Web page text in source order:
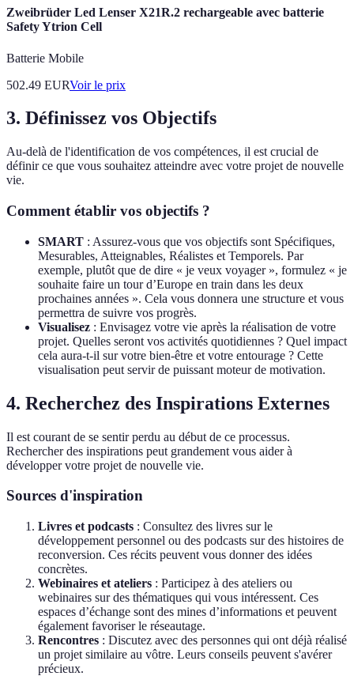
Zweibrüder Led Lenser X21R.2 rechargeable avec batterie
Safety Ytrion Cell
Batterie Mobile
502.49 EURVoir le prix
3. Définissez vos Objectifs
Au-delà de l'identification de vos compétences, il est crucial de
définir ce que vous souhaitez atteindre avec votre projet de nouvelle
vie.
Comment établir vos objectifs ?
SMART : Assurez-vous que vos objectifs sont Spécifiques,
Mesurables, Atteignables, Réalistes et Temporels. Par
exemple, plutôt que de dire « je veux voyager », formulez « je
souhaite faire un tour d’Europe en train dans les deux
prochaines années ». Cela vous donnera une structure et vous
permettra de suivre vos progrès.
Visualisez : Envisagez votre vie après la réalisation de votre
projet. Quelles seront vos activités quotidiennes ? Quel impact
cela aura-t-il sur votre bien-être et votre entourage ? Cette
visualisation peut servir de puissant moteur de motivation.
4. Recherchez des Inspirations Externes
Il est courant de se sentir perdu au début de ce processus.
Rechercher des inspirations peut grandement vous aider à
développer votre projet de nouvelle vie.
Sources d'inspiration
Livres et podcasts : Consultez des livres sur le
développement personnel ou des podcasts sur des histoires de
reconversion. Ces récits peuvent vous donner des idées
concrètes.
Webinaires et ateliers : Participez à des ateliers ou
webinaires sur des thématiques qui vous intéressent. Ces
espaces d’échange sont des mines d’informations et peuvent
également favoriser le réseautage.
Rencontres : Discutez avec des personnes qui ont déjà réalisé
un projet similaire au vôtre. Leurs conseils peuvent s'avérer
précieux.